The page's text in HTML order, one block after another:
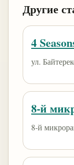
Другие
4
ул.
8-й
8-й